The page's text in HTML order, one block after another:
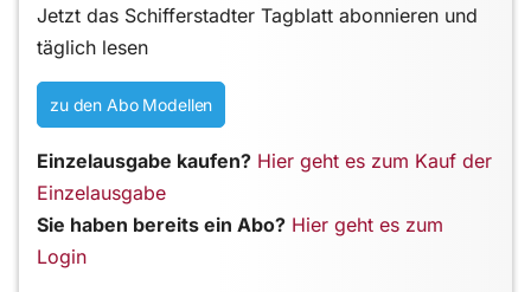
Jetzt das Schifferstadter Tagblatt abonnieren und
täglich lesen
zu den Abo Modellen
Einzelausgabe kaufen? Hier geht es zum Kauf der
Einzelausgabe
Sie haben bereits ein Abo? Hier geht es zum
Login